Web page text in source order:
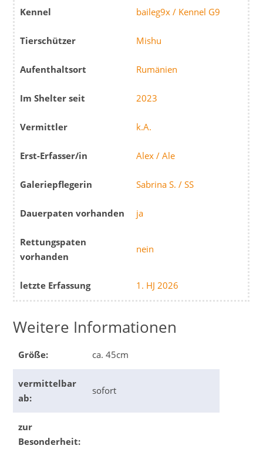
Kennel baileg9x / Kennel G9
Tierschützer Mishu
Aufenthaltsort Rumänien
Im Shelter seit 2023
Vermittler k.A.
Erst-Erfasser/in Alex / Ale
Galeriepflegerin Sabrina S. / SS
Dauerpaten vorhanden ja
Rettungspaten
vorhanden
nein
letzte Erfassung 1. HJ 2026
Weitere Informationen
Größe: ca. 45cm
vermittelbar
ab:
sofort
zur
Besonderheit: